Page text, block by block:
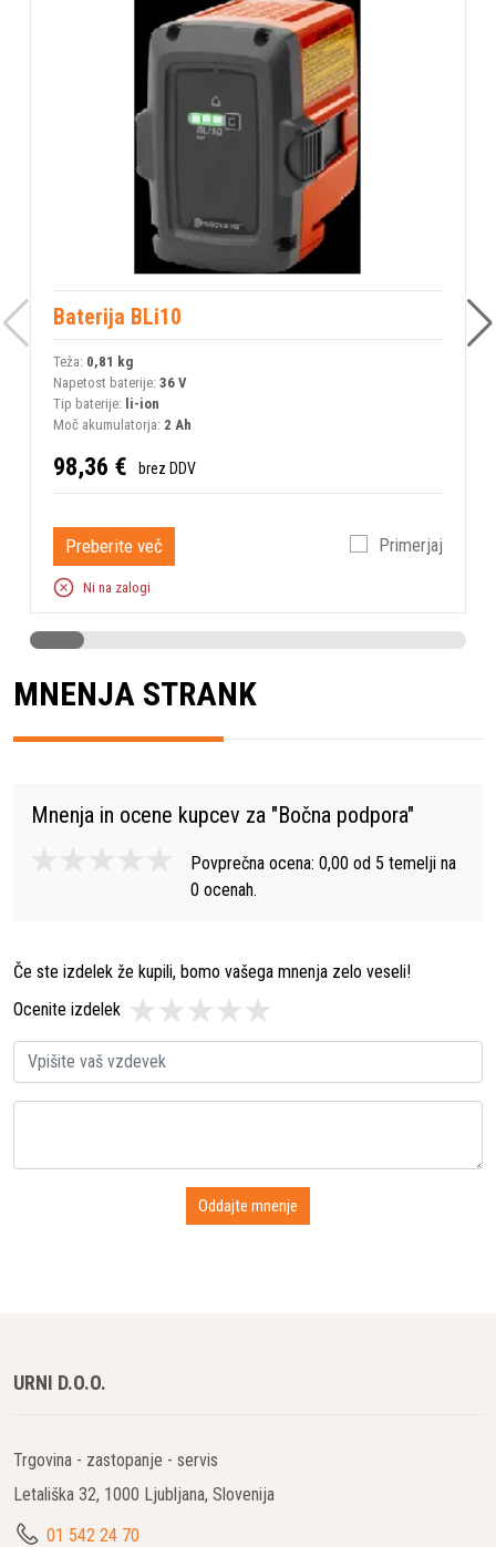
Baterija BLi10
Teža: 0,81 kg
Napetost baterije: 36 V
Tip baterije: li-ion
Moč akumulatorja: 2 Ah
98,36 € brez DDV
Preberite več Primerjaj
Ni na zalogi
MNENJA STRANK
Mnenja in ocene kupcev za "Bočna podpora"
Povprečna ocena: 0,00 od 5 temelji na
0 ocenah.
Če ste izdelek že kupili, bomo vašega mnenja zelo veseli!
Ocenite izdelek
URNI D.O.O.
Trgovina - zastopanje - servis
Letališka 32, 1000 Ljubljana, Slovenija
01 542 24 70